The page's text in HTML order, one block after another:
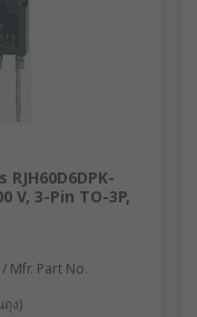
V, 3-Pin TO-3P,
Mfr. Part No.
ง)